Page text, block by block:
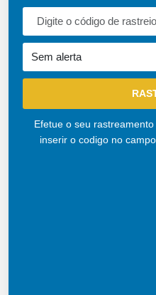
Efetue o seu
inserir o codigo no